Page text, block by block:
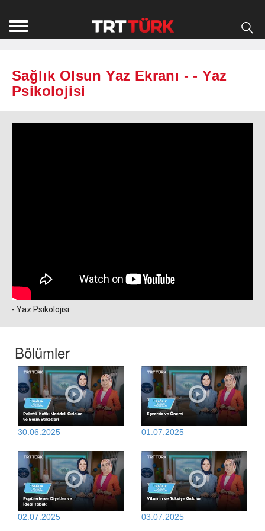
Sağlık Olsun Yaz Ekranı - - Yaz
Psikolojisi
- Yaz Psikolojisi
Bölümler
30.06.2025 01.07.2025
02.07.2025 03.07.2025